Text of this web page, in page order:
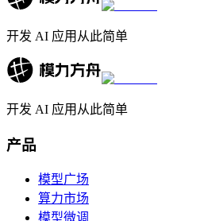
开发 AI 应用从此简单
开发 AI 应用从此简单
产品
模型广场
算力市场
模型微调